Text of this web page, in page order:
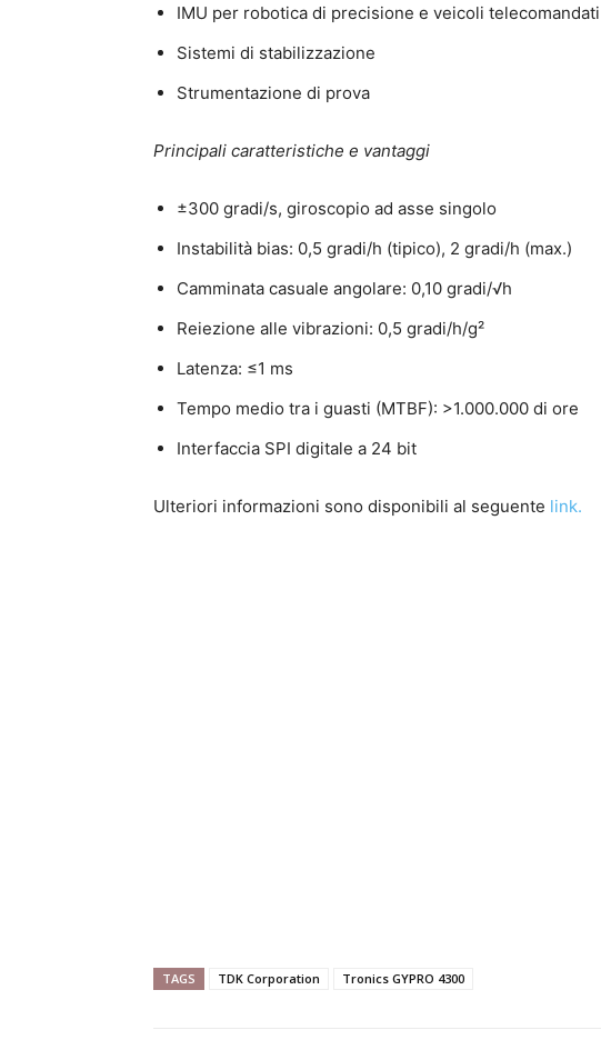
IMU per robotica di precisione e veicoli telecomandati
Sistemi di stabilizzazione
Strumentazione di prova
Principali caratteristiche e vantaggi
±300 gradi/s, giroscopio ad asse singolo
Instabilità bias: 0,5 gradi/h (tipico), 2 gradi/h (max.)
Camminata casuale angolare: 0,10 gradi/√h
Reiezione alle vibrazioni: 0,5 gradi/h/g²
Latenza: ≤1 ms
Tempo medio tra i guasti (MTBF): >1.000.000 di ore
Interfaccia SPI digitale a 24 bit
Ulteriori informazioni sono disponibili al seguente link.
TAGS TDK Corporation Tronics GYPRO 4300